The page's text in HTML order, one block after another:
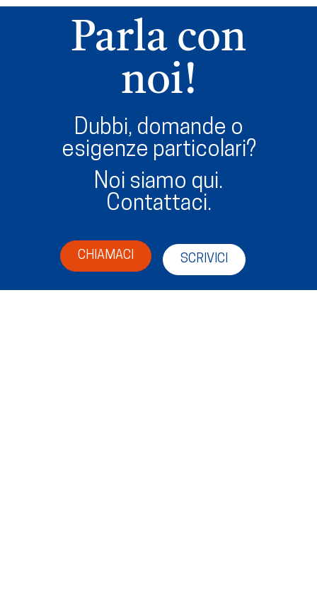
Parla con
noi!
Dubbi, domande o
esigenze particolari?
Noi siamo qui.
Contattaci.
CHIAMACI SCRIVICI